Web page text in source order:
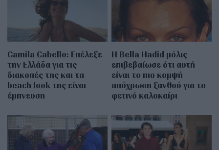
Camila Cabello: Επέλεξε
την Ελλάδα για τις
διακοπές της και τα
beach look της είναι
έμπνευση
Η Bella Hadid μόλις
επιβεβαίωσε ότι αυτή
είναι το πιο κομψή
απόχρωση ξανθού για το
φετινό καλοκαίρι